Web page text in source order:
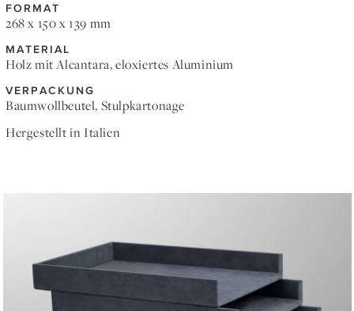
FORMAT
268 x 150 x 139 mm
MATERIAL
Holz mit Alcantara, eloxiertes Aluminium
VERPACKUNG
Baumwollbeutel, Stulpkartonage
Hergestellt in Italien